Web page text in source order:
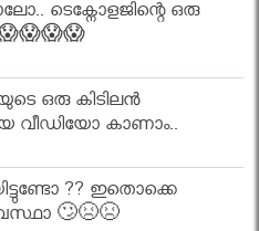
ടെക്നോളജിന്റെ ഒരു
ഒരു കിടിലൻ
വീഡിയോ കാണാം..
?? ഇതൊക്കെ
🙄😣😣